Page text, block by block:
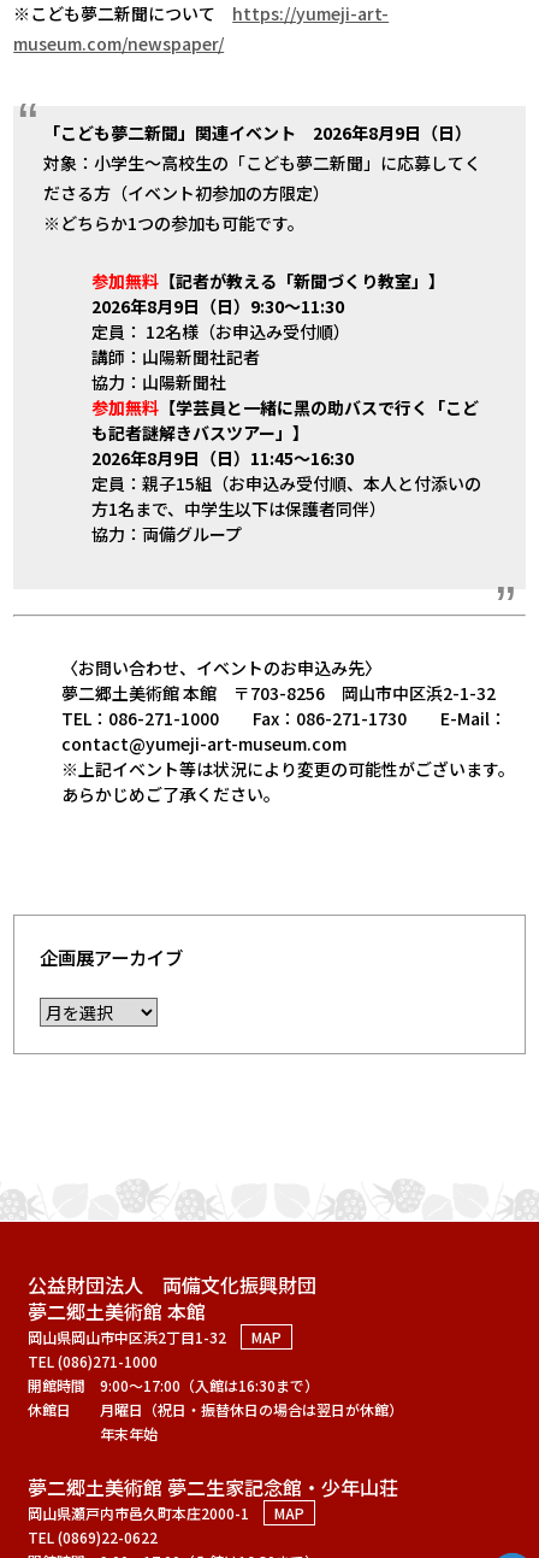
※こども夢二新聞について https://yumeji-art-
museum.com/newspaper/
「こども夢二新聞」関連イベント 2026年8月9日（日）
対象：小学生～高校生の「こども夢二新聞」に応募してく
ださる方（イベント初参加の方限定）
※どちらか1つの参加も可能です。
参加無料 【記者が教える「新聞づくり教室」】
2026年8月9日（日） 9:30～11:30
定員： 12名様（お申込み受付順）
講師：山陽新聞社記者
協力：山陽新聞社
参加無料 【学芸員と一緒に黑の助バスで行く「こど
も記者謎解きバスツアー」】
2026年8月9日（日） 11:45～16:30
定員：親子15組（お申込み受付順、本人と付添いの
方1名まで、中学生以下は保護者同伴）
協力：両備グループ
〈お問い合わせ、イベントのお申込み先〉
夢二郷土美術館 本館 〒703-8256 岡山市中区浜2-1-32
TEL：086-271-1000 Fax：086-271-1730 E-Mail：
contact@yumeji-art-museum.com
※上記イベント等は状況により変更の可能性がございます。
あらかじめご了承ください。
企画展アーカイブ
公益財団法人 両備文化振興財団
夢二郷土美術館 本館
岡山県岡山市中区浜2丁目1-32
MAP
TEL (086)271-1000
開館時間
9:00～17:00（入館は16:30まで）
休館日
月曜日（祝日・振替休日の場合は翌日が休館）
年末年始
夢二郷土美術館 夢二生家記念館・少年山荘
岡山県瀬戸内市邑久町本庄2000-1
MAP
TEL (0869)22-0622